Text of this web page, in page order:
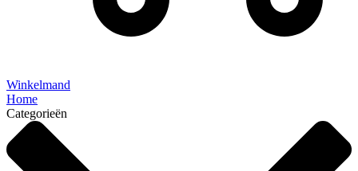
Winkelmand
Home
Categorieën